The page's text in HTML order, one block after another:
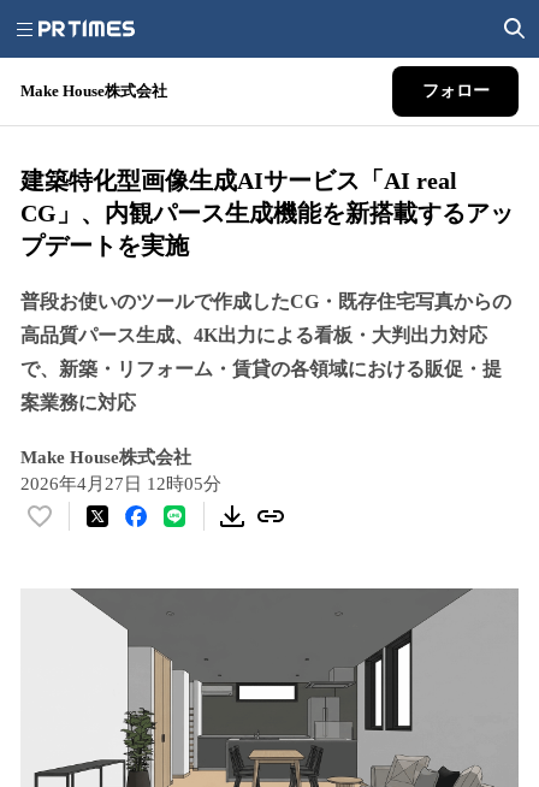
Make House株式会社 フォロー
建築特化型画像生成AIサービス「AI real
CG」、内観パース生成機能を新搭載するアッ
プデートを実施
普段お使いのツールで作成したCG・既存住宅写真からの
高品質パース生成、4K出力による看板・大判出力対応
で、新築・リフォーム・賃貸の各領域における販促・提
案業務に対応
Make House株式会社
2026年4月27日 12時05分
い
中